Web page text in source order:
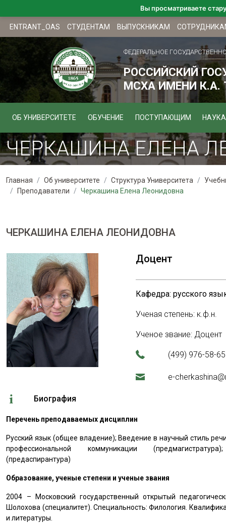
ENTRANT_OAS СТУДЕНТАМ ВЫПУСКНИКАМ
ФЕДЕРАЛЬНОЕ
РОССИЙСКИЙ
МСХА ИМЕНИ К.А.
ОБ УНИВЕРСИТЕТЕ ОБУЧЕНИЕ ПОСТУПАЮЩИМ
ЧЕРКАШИНА ЕЛЕНА
Главная Об университете Структура Университета
Преподаватели
Черкашина Елена Леонидовна
ЧЕРКАШИНА ЕЛЕНА ЛЕОНИДОВНА
Доцент
Кафедра: русского
Ученая степень: к.ф.н.
Ученое звание: Доцент
(499) 976-58-65
e-
Биография
Перечень преподаваемых дисциплин
Русский язык (общее владение); Введение в научный стиль
профессиональной коммуникации
(предаспирантура)
Образование, ученые степени и ученые звания
2004 – Московский государственный открытый
Шолохова (специалитет). Специальность: Филология.
и литературы.
Вы просматриваете